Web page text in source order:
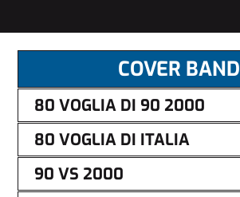
COVER BAND
80 VOGLIA DI 90 2000
80 VOGLIA DI ITALIA
90 VS 2000